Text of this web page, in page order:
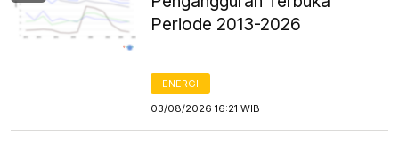
Periode 2013-2026
ENERGI
03/08/2026 16:21 WIB